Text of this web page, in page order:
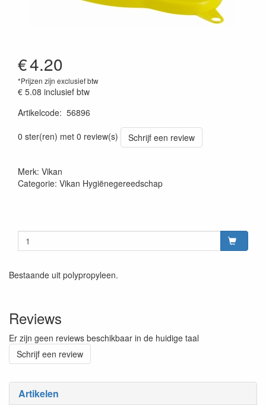
Artikelen
€4.20
*Prijzen zijn exclusief btw
€ 5.08 inclusief btw
Artikelcode: 56896
0 ster(ren) met 0 review(s)
Schrijf een review
Merk: Vikan
Categorie: Vikan Hygiënegereedschap
Bestaande uit polypropyleen.
Reviews
Er zijn geen reviews beschikbaar in de huidige taal
Schrijf een review